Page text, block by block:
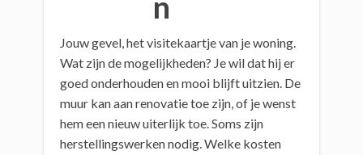
Jouw gevel, het visitekaartje van je woning.
Wat zijn de mogelijkheden? Je wil dat hij er
goed onderhouden en mooi blijft uitzien. De
muur kan aan renovatie toe zijn, of je wenst
hem een nieuw uiterlijk toe. Soms zijn
herstellingswerken nodig. Welke kosten